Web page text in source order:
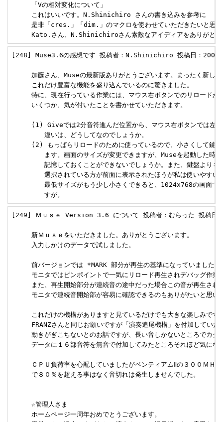
     「Vの相対変化について」
     これはいいです。N.Shinichiro さんの書き込みを参考に
是非「cres.」「dim.」のマクロを使わせていただきたいと思い
Kato.さん、N.Shinichiroさん素敵なアイディアをありがとう
[248] Muse3.6の感想です 投稿者：N.Shinichiro 投稿日：
加藤さん、Museの最新版ありがとうございます。まったく新しい
     これだけ豊富な機能を盛り込んでいるのに驚きました。
特に、現在行っている作業には、マウス右ボタンでのリロードが
     いくつか、気が付いたことを書かせていただきます。
(1) Giveでは2分音符進んだ位置から、マウス右ボタンでは左端
     　　違いは、どうしてなのでしょうか。
(2) もっぱらリロードのために使っているので、小さくして鍵盤
　　ます。画面のサイズが変更できますが、Museを起動した時、
　　記憶しておくことができないでしょうか。また、鍵盤よりも
　　選択されている方が前面に表示されたほうが私は使いやすい
　　最低サイズがもう少し小さくできると、1024x768の画面で
     　　すが。
[249] Ｍｕｓｅ Version 3.6 について 投稿者：むらった 投
     新Ｍｕｓｅをいただきました。ありがとうございます。
     入力しかけのデータで試しました。
     前バージョンでは *MARK 部分が再生の基準になっていましたが
モニタではピンポイントで一気にリロード再生されデバッグ作業
また、再生開始部分が連続音の途中だった場合この音が再生され
モニタで連続音開始部が容易に確認できるのもありがたいと思い
これだけの機構がありますと見ているだけでも大きな楽しみです
FRANZさんと同じお願いですが「演奏追尾機構」を付加していた
動きがぎこちないとのお話ですが、長い音しかないところでカク
データに１６部音符を無音で付加してみたところそれほど気にな
ＣＰＵ負荷率を心配していましたがペンティアムⅡの３００ＭＨ
     で８０％を超える事はなく音切れは発生しませんでした。
     ☆管理人さま
     ホームページ一周年おめでとうございます。